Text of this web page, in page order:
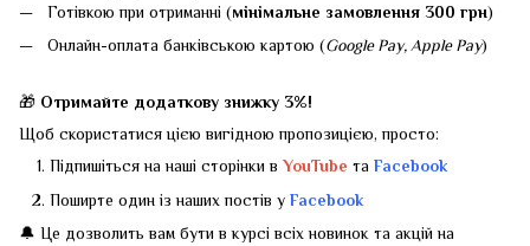
Готівкою при отриманні (мінімальне замовлення 300 грн)
Онлайн-оплата банківською картою (Google Pay, Apple Pay)
🎁 Отримайте додаткову знижку 3%!
Щоб скористатися цією вигідною пропозицією, просто:
Підпишіться на наші сторінки вYouTube та Facebook
Поширте один із наших постів у Facebook
🔔 Це дозволить вам бути в курсі всіх новинок та акцій на